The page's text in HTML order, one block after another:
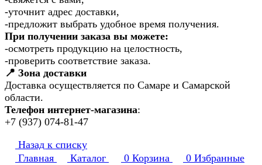
-уточнит адрес доставки,
-предложит выбрать удобное время получения.
При получении заказа вы можете:
-осмотреть продукцию на целостность,
-проверить соответствие заказа.
📍 Зона доставки
Доставка осуществляется по Самаре и Самарской
области.
Телефон интернет-магазина:
+7 (937) 074-81-47
Назад к списку
Главная
Каталог 0 Корзина 0 Избранные